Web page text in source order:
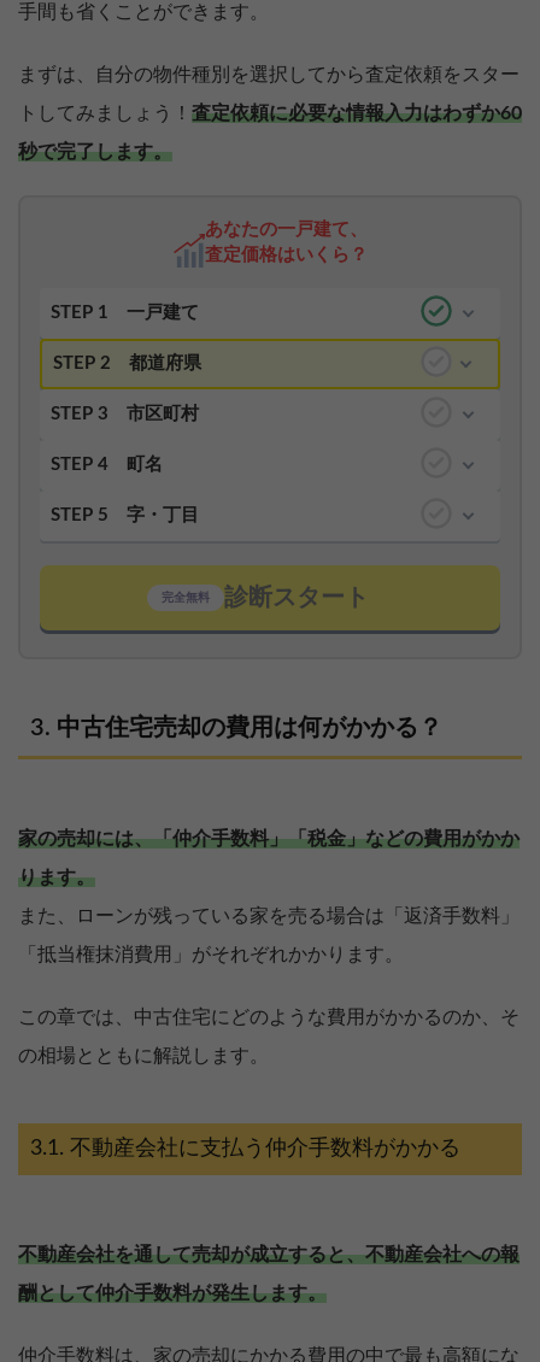
手間も省くことができます。
まずは、自分の物件種別を選択してから査定依頼をスター
トしてみましょう！ 査定依頼に必要な情報入力はわずか60
秒で完了します。
あなたの一戸建て、
査定価格はいくら？
STEP 1 一戸建て
STEP 2 都道府県
STEP 3 市区町村
STEP 4 町名
STEP 5 字・丁目
完全無料 診断スタート
中古住宅売却の費用は何がかかる？
家の売却には、「仲介手数料」「税金」などの費用がかか
ります。
また、ローンが残っている家を売る場合は「返済手数料」
「抵当権抹消費用」がそれぞれかかります。
この章では、中古住宅にどのような費用がかかるのか、そ
の相場とともに解説します。
不動産会社に支払う仲介手数料がかかる
不動産会社を通して売却が成立すると、不動産会社への報
酬として仲介手数料が発生します。
仲介手数料は、家の売却にかかる費用の中で最も高額にな
売却を
まず価格を